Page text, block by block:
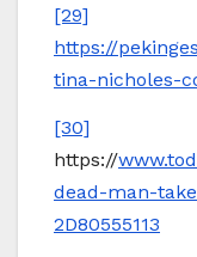
[29]
https://
tina-nicholes-
[30]
https://
dead-man-
2D80555113